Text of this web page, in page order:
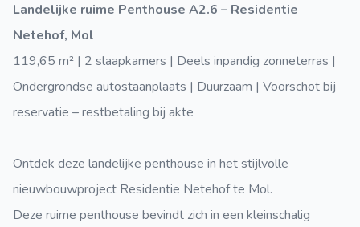
Landelijke ruime Penthouse A2.6 – Residentie
Netehof, Mol
119,65 m² | 2 slaapkamers | Deels inpandig zonneterras |
Ondergrondse autostaanplaats | Duurzaam | Voorschot bij
reservatie – restbetaling bij akte
Ontdek deze landelijke penthouse in het stijlvolle
nieuwbouwproject Residentie Netehof te Mol.
Deze ruime penthouse bevindt zich in een kleinschalig